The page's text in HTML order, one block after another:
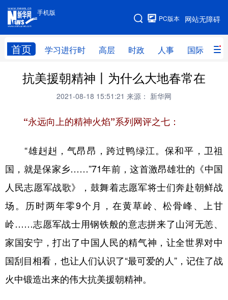
手机版
网站无障碍
PC版本
首页 学习进行时 高层 时政 人事 国际 财
手机版
网站地图
学习进行时 高层 时政 人事
财经 网评
台湾 思客智库 全球连线
文化 健康 军事
访谈 视频 图片 政务
法律 中央文件 金融 汽车
食品 人居 信息化 数字经济
学术中国 乡村振兴 银龄 溯源中国
抗美援朝精神丨为什么大地春常在
2021-08-18 15:51:21 来源： 新华网
“永远向上的精神火焰”系列网评之七：
“雄赳赳，气昂昂，跨过鸭绿江。保和平，卫祖
国，就是保家乡……”71年前，这首激昂雄壮的《中国
人民志愿军战歌》，鼓舞着志愿军将士们奔赴朝鲜战
场。历时两年零9个月，在黄草岭、松骨峰、上甘
岭……志愿军战士用钢铁般的意志拼来了山河无恙、
家国安宁，打出了中国人民的精气神，让全世界对中
国刮目相看，也让人们认识了“最可爱的人”，记住了战
火中锻造出来的伟大抗美援朝精神。